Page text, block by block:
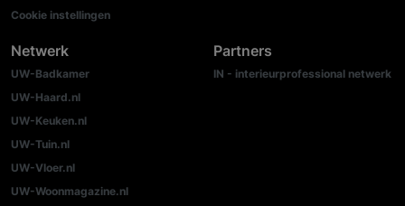
Cookie instellingen
Netwerk
UW-Badkamer
UW-Haard.nl
UW-Keuken.nl
UW-Tuin.nl
UW-Vloer.nl
UW-Woonmagazine.nl
Partners
IN - interieurprofessional netwerk